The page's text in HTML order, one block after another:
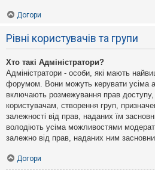
Догори
Рівні користувачів та групи
Хто такі Адміністратори?
Адміністратори - особи, які мають
форумом. Вони можуть керувати усіма
включають розмежування прав
користувачам, створення груп,
залежності від прав, наданих їм
володіють усіма можливостями
залежно від прав, наданих ним
Догори